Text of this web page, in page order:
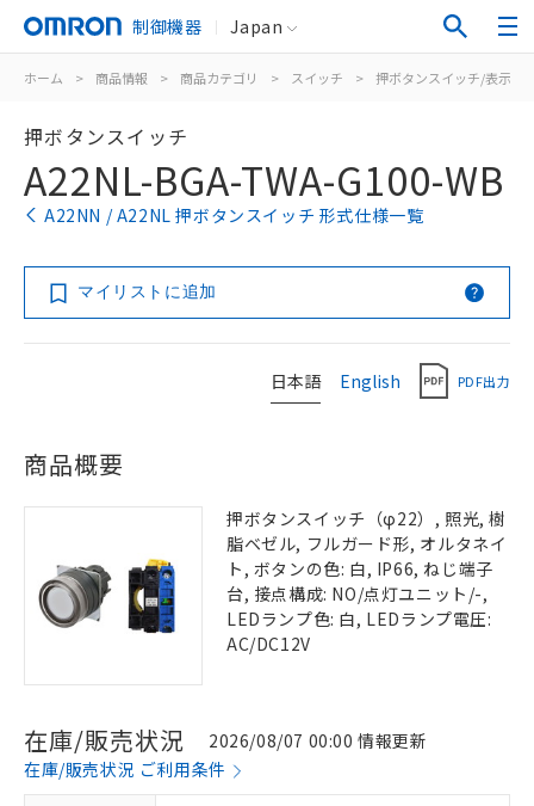
制御機器 Japan
ホーム > 商品情報 > 商品カテゴリ > スイッチ > 押ボタンスイッチ/表示灯
押ボタンスイッチ
A22NL-BGA-TWA-G100-WB
A22NN / A22NL 押ボタンスイッチ 形式仕様一覧
マイリストに追加
日本語 English PDF出力
商品概要
押ボタンスイッチ（φ22）, 照光, 樹
脂ベゼル, フルガード形, オルタネイ
ト, ボタンの色: 白, IP66, ねじ端子
台, 接点構成: NO/点灯ユニット/-,
LEDランプ色: 白, LEDランプ電圧:
AC/DC12V
在庫/販売状況
2026/08/07 00:00 情報更新
在庫/販売状況 ご利用条件